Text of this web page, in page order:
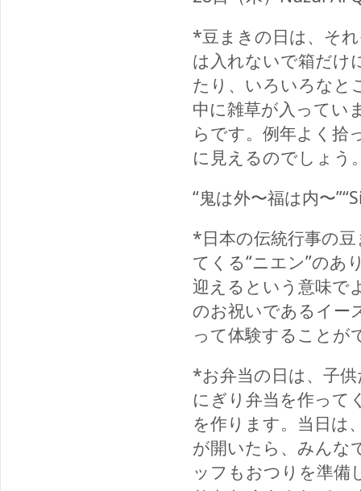
*豆まきの日は、そ
は入れないで箱だけ
たり、いろいろなと
中に雑草が入ってい
らです。例年よく拾
に見えるのでしょう
“鬼は外〜福は内〜
*日本の伝統行事の
てくる“ニエン”のあ
迎えるという意味で
のお祝いであるイー
って体験することが
*お弁当の日は、子
にぎり弁当を作って
を作ります。当日は
が開いたら、みんな
ッフもおつりを準備